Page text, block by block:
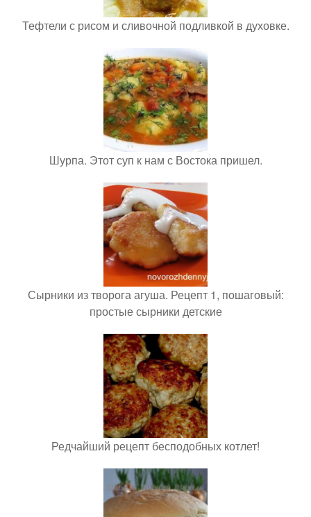
Тефтели с рисом и сливочной подливкой в духовке.
Шурпа. Этот суп к нам с Востока пришел.
Сырники из творога агуша. Рецепт 1, пошаговый:
простые сырники детские
Редчайший рецепт бесподобных котлет!